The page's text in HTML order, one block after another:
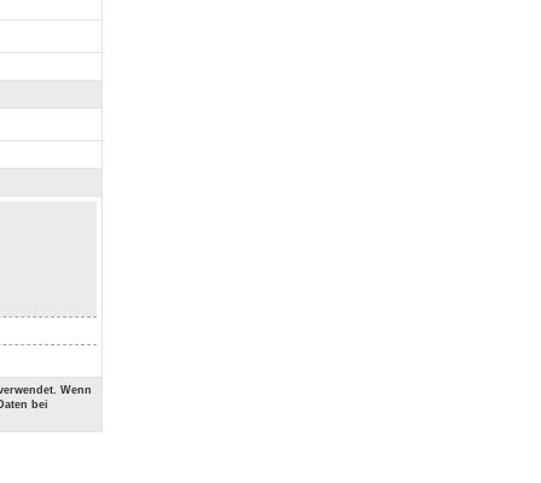
Wenn
bei